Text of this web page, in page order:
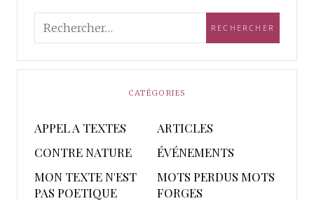
CATÉGORIES
APPEL A TEXTES
ARTICLES
CONTRE NATURE
ÉVÉNEMENTS
MON TEXTE N'EST
PAS POETIQUE
MOTS PERDUS MOTS
FORGES